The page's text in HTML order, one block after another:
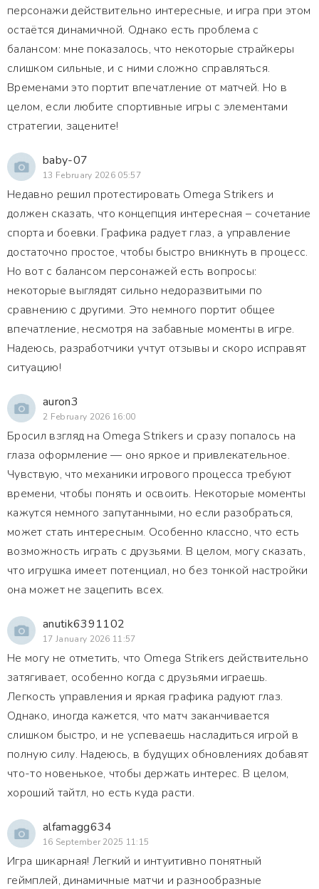
персонажи действительно интересные, и игра при этом
остаётся динамичной. Однако есть проблема с
балансом: мне показалось, что некоторые страйкеры
слишком сильные, и с ними сложно справляться.
Временами это портит впечатление от матчей. Но в
целом, если любите спортивные игры с элементами
стратегии, зацените!
baby-07
13 February 2026 05:57
Недавно решил протестировать Omega Strikers и
должен сказать, что концепция интересная – сочетание
спорта и боевки. Графика радует глаз, а управление
достаточно простое, чтобы быстро вникнуть в процесс.
Но вот с балансом персонажей есть вопросы:
некоторые выглядят сильно недоразвитыми по
сравнению с другими. Это немного портит общее
впечатление, несмотря на забавные моменты в игре.
Надеюсь, разработчики учтут отзывы и скоро исправят
ситуацию!
auron3
2 February 2026 16:00
Бросил взгляд на Omega Strikers и сразу попалось на
глаза оформление — оно яркое и привлекательное.
Чувствую, что механики игрового процесса требуют
времени, чтобы понять и освоить. Некоторые моменты
кажутся немного запутанными, но если разобраться,
может стать интересным. Особенно классно, что есть
возможность играть с друзьями. В целом, могу сказать,
что игрушка имеет потенциал, но без тонкой настройки
она может не зацепить всех.
anutik6391102
17 January 2026 11:57
Не могу не отметить, что Omega Strikers действительно
затягивает, особенно когда с друзьями играешь.
Легкость управления и яркая графика радуют глаз.
Однако, иногда кажется, что матч заканчивается
слишком быстро, и не успеваешь насладиться игрой в
полную силу. Надеюсь, в будущих обновлениях добавят
что-то новенькое, чтобы держать интерес. В целом,
хороший тайтл, но есть куда расти.
alfamagg634
16 September 2025 11:15
Игра шикарная! Легкий и интуитивно понятный
геймплей, динамичные матчи и разнообразные